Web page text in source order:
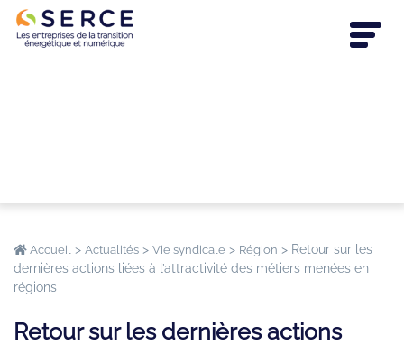
Accueil > Actualités > Vie syndicale > Région > Retour sur les
dernières actions liées à l’attractivité des métiers menées en
régions
Retour sur les dernières actions